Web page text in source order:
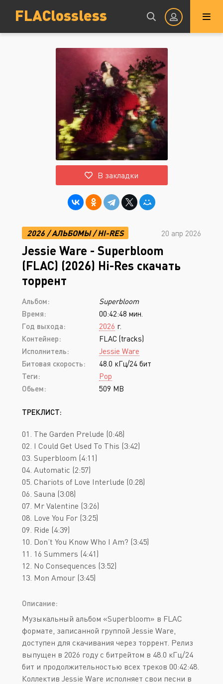
FLAClossless
Запомнить
ВОЙТИ НА САЙТ
Восстановить пароль
Или войти через
В закладки
2026 /АЛЬБОМЫ/HI-RES 20 апр 2026
Jessie Ware - Superbloom
(FLAC) (2026) Hi-Res скачать
торрент
Альбом:
Superbloom
Время:
00:42:48 мин.
Год выхода:
2026 г.
Контейнер:
FLAC (tracks)
Исполнитель:
Jessie Ware
Битовая скорость:
48.0 кГц/24 бит
Теги:
Pop
Обьем:
509 MB
ТРЕКЛИСТ:
01. The Garden Prelude (0:48)
02. I Could Get Used To This (3:42)
03. Superbloom (4:11)
04. Automatic (2:57)
05. Chariots of Love Interlude (0:28)
06. Sauna (3:08)
07. Mr Valentine (3:26)
08. Love You For (3:25)
09. Ride (4:39)
10. Don’t You Know Who I Am? (3:45)
11. 16 Summers (4:41)
12. No Consequences (3:52)
13. Mon Amour (3:45)
Описание:
Музыкальный альбом «Superbloom» в FLAC
формате, записанной группой Jessie Ware,
доступен для скачивания через торрент. Релиз
выпущен в 2026 году с битрейтом в 48.0 кГц/24
бит и продолжительностью всех треков 00:42:48.
Коллектив Jessie Ware исполняет свои песни в